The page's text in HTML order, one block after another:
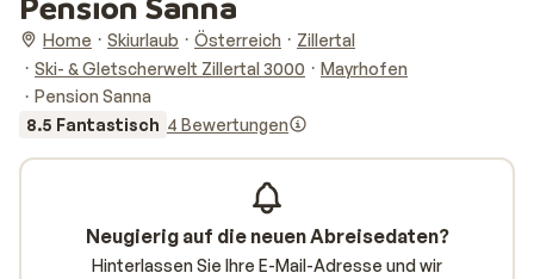
Home Skiurlaub Österreich
Zillertal
Ski- & Gletscherwelt Zillertal 3000
Mayrhofen
Pension Sanna
8.5 Fantastisch 4 Bewertungen
Neugierig auf die neuen Abreisedaten?
Hinterlassen Sie Ihre E-Mail-Adresse und wir